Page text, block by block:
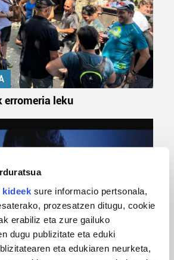
kideek sure informacio pertsonala,
prozesatzen ditugu, cookie
erabiliz eta zure gailuko
dugu publizitate eta eduki
eta edukiaren neurketa,
erromeria leku